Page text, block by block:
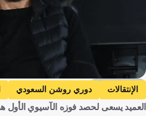
Getty Images
الإنتقالات دوري روشن السعودي
الشرطة ضد الاتحاد
الشرطة
العميد يسعى لحصد فوزه الآسيوي الأول